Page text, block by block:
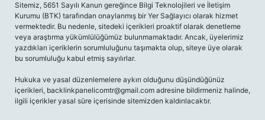
Sitemiz, 5651 Sayılı Kanun gereğince Bilgi Teknolojileri ve İletişim
Kurumu (BTK) tarafından onaylanmış bir Yer Sağlayıcı olarak hizmet
vermektedir. Bu nedenle, sitedeki içerikleri proaktif olarak denetleme
veya araştırma yükümlülüğümüz bulunmamaktadır. Ancak, üyelerimiz
yazdıkları içeriklerin sorumluluğunu taşımakta olup, siteye üye olarak
bu sorumluluğu kabul etmiş sayılırlar.
Hukuka ve yasal düzenlemelere aykırı olduğunu düşündüğünüz
içerikleri, backlinkpanelicomtr@gmail.com adresine bildirmeniz halinde,
ilgili içerikler yasal süre içerisinde sitemizden kaldırılacaktır.